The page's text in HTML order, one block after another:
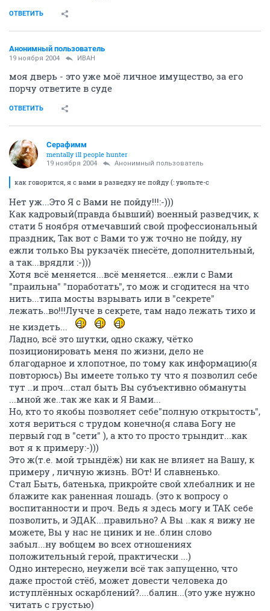
ОТВЕТИТЬ
Анонимный пользователь
19 ноября 2004 ИBАH
моя дверь - это уже моё личное имущество, за его
порчу ответите в суде
ОТВЕТИТЬ
Серафимм
mentally ill people hunter
19 ноября 2004 Анонимный пользователь
как говорится, я с вами в разведку не пойду (: увольте-с
Нет уж...Это Я с Вами не пойду!!!:-)))
Как кадровый(правда бывший) военный разведчик, к
стати 5 ноября отмечавший свой профессиональный
праздник, Так вот с Вами то уж точно не пойду, ну
ежли только Вы рукзачёк пнесёте, дополнительный,
а так...врядли :-)))
Хотя всё меняется...всё меняется...ежли с Вами
"праильна" "поработать", то мож и сгодитеся на что
нить...типа мосты взрывать или в "секрете"
лежать..во!!!Лучче в секрете, там надо лежать тихо и
не киздеть...
Ладно, всё это шутки, одно скажу, чётко
позиционировать меня по жизни, дело не
благодарное и хлопотное, по тому как информацию(я
повторюсь) Вы имеете только ту что я позволил себе
тут ..и проч...стал быть Вы субъективно обмануты
...мной же..так же как и Я Вами...
Но, кто то якобы позволяет себе"полную открытость",
хотя вериться с трудом конечно(я слава Богу не
первый год в "сети" ), а кто то просто трындит...как
вот я к примеру:-)))
Это ж(т.е. мой трындёж) ни как не влияет на Вашу, к
примеру , личную жизнь. ВОт! И славненько.
Стал Быть, батенька, прикройте свой хлебалник и не
блажите как раненная лошадь. (это к вопросу о
воспитанности и проч. Ведь я здесь могу и ТАК себе
позволить, и ЭДАК...правильно? А Вы ..как я вижу не
можете, Вы у нас не циник и не..блин слово
забыл...ну вобщем во всех отношениях
положительный герой, практически ...)
Одно интересно, неужели всё так запущенно, что
даже простой стёб, может довести человека до
иступлённых оскарблений?....балин...(это уже нужно
читать с грустью)